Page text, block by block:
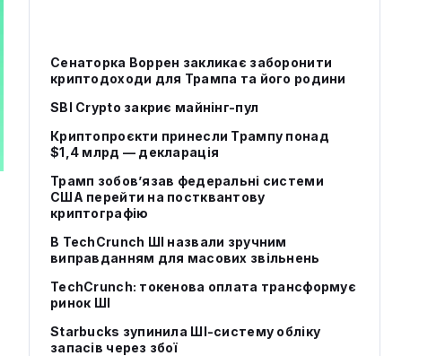
Сенаторка Воррен закликає заборонити
криптодоходи для Трампа та його родини
SBI Crypto закриє майнінг-пул
Криптопроєкти принесли Трампу понад
$1,4 млрд — декларація
Трамп зобов’язав федеральні системи
США перейти на постквантову
криптографію
В TechCrunch ШІ назвали зручним
виправданням для масових звільнень
TechCrunch: токенова оплата трансформує
ринок ШІ
Starbucks зупинила ШІ-систему обліку
запасів через збої